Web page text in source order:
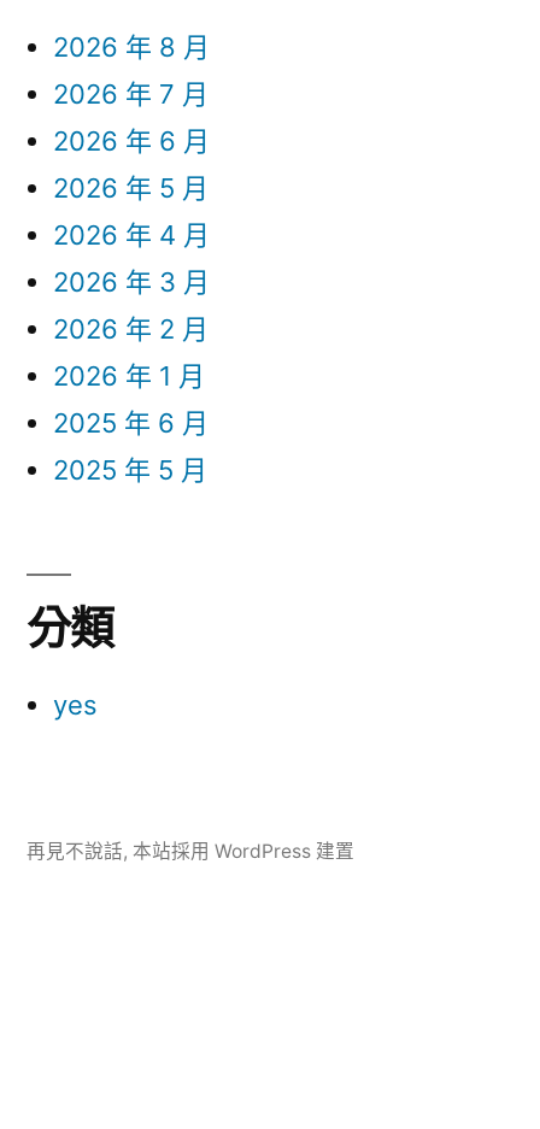
2026 年 8 月
2026 年 7 月
2026 年 6 月
2026 年 5 月
2026 年 4 月
2026 年 3 月
2026 年 2 月
2026 年 1 月
2025 年 6 月
2025 年 5 月
分類
yes
再見不說話, 本站採用 WordPress 建置